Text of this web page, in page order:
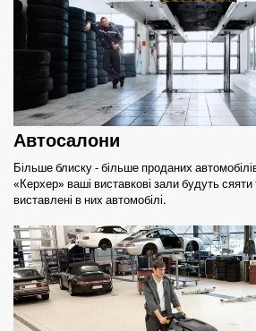
Автосалони
Більше блиску - більше проданих
«Керхер» ваші виставкові зали будуть сяяти
виставлені в них автомобілі.